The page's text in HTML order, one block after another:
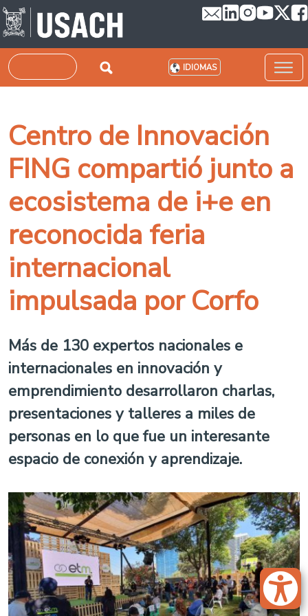
Pasar al contenido principal
Buscar IDIOMAS
Centro de Innovación
FING compartió junto a
ecosistema de i+e en
reconocida feria
internacional
impulsada por Corfo
Más de 130 expertos nacionales e
internacionales en innovación y
emprendimiento desarrollaron charlas,
presentaciones y talleres a miles de
personas en lo que fue un interesante
espacio de conexión y aprendizaje.